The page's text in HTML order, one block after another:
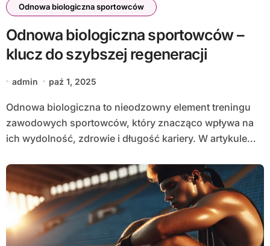
Odnowa biologiczna sportowców
Odnowa biologiczna sportowców –
klucz do szybszej regeneracji
admin paź 1, 2025
Odnowa biologiczna to nieodzowny element treningu
zawodowych sportowców, który znacząco wpływa na
ich wydolność, zdrowie i długość kariery. W artykule…